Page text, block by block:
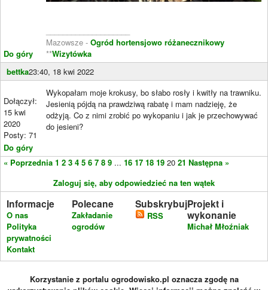
Do góry
Mazowsze - Ogród hortensjowo różanecznikowy
**Wizytówka
bettka23:40, 18 kwi 2022
Dołączył:
15 kwi
2020
Posty: 71
Do góry
Wykopałam moje krokusy, bo słabo rosły i kwitły na trawniku.
Jesienią pójdą na prawdziwą rabatę i mam nadzieję, że
odżyją. Co z nimi zrobić po wykopaniu i jak je przechowywać
do jesieni?
« Poprzednia 1 2 3 4 5 6 7 8 9 ... 16 17 18 19 20 21 Następna »
Zaloguj się, aby odpowiedzieć na ten wątek
Informacje
O nas
Polityka
prywatności
Kontakt
Polecane
Zakładanie
ogrodów
Subskrybuj
RSS
Projekt i
wykonanie
Michał Młoźniak
Korzystanie z portalu ogrodowisko.pl oznacza zgodę na